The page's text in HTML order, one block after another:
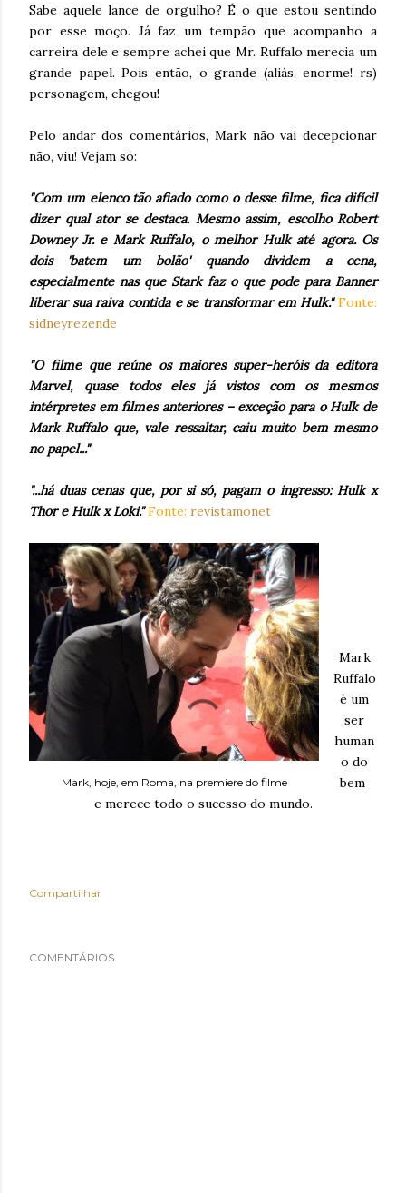
Sabe aquele lance de orgulho? É o que estou sentindo
por esse moço. Já faz um tempão que acompanho a
carreira dele e sempre achei que Mr. Ruffalo merecia um
grande papel. Pois então, o grande (aliás, enorme! rs)
personagem, chegou!
Pelo andar dos comentários, Mark não vai decepcionar
não, viu! Vejam só:
"Com um elenco tão afiado como o desse filme, fica difícil
dizer qual ator se destaca. Mesmo assim, escolho Robert
Downey Jr. e Mark Ruffalo, o melhor Hulk até agora. Os
dois 'batem um bolão' quando dividem a cena,
especialmente nas que Stark faz o que pode para Banner
liberar sua raiva contida e se transformar em Hulk." Fonte:
sidneyrezende
"O filme que reúne os maiores super-heróis da editora
Marvel, quase todos eles já vistos com os mesmos
intérpretes em filmes anteriores – exceção para o Hulk de
Mark Ruffalo que, vale ressaltar, caiu muito bem mesmo
no papel..."
"...há duas cenas que, por si só, pagam o ingresso: Hulk x
Thor e Hulk x Loki." Fonte: revistamonet
Mark, hoje, em Roma, na premiere do filme
Mark
Ruffalo
é um
ser
human
o do
bem
e merece todo o sucesso do mundo.
Compartilhar
COMENTÁRIOS